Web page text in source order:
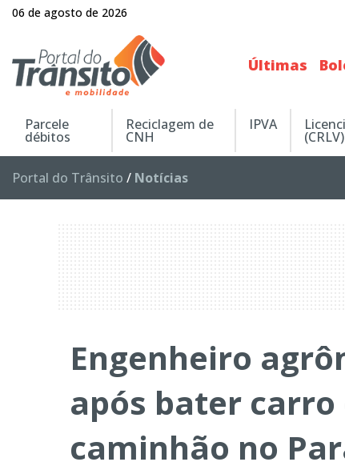
06 de agosto de 2026
Últimas
Parcele
débitos
Reciclagem de
CNH
IPVA
(CRLV)
Portal do Trânsito / Notícias
Engenheiro
após bater
caminhão no